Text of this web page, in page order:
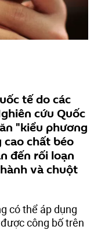
tế do các
cứu Quốc
"kiểu phương
chất béo
đến rối loạn
và chuột
có thể áp dụng
công bố trên